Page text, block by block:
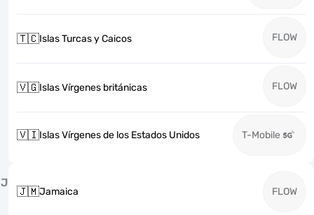
🇹🇨Islas Turcas y Caicos FLOW
🇻🇬Islas Vírgenes británicas FLOW
🇻🇮Islas Vírgenes de los Estados Unidos T-Mobile
J
🇯🇲Jamaica FLOW